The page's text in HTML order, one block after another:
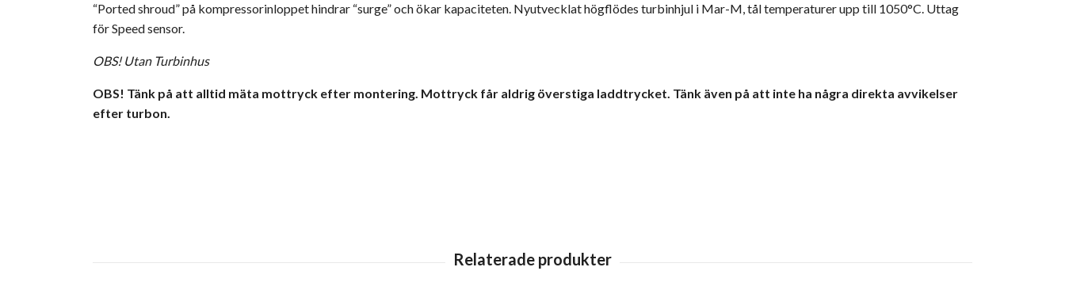
“Ported shroud” på kompressorinloppet hindrar “surge” och ökar kapaciteten. Nyutvecklat högflödes turbinhjul i Mar-M, tål temperaturer upp till 1050°C. Uttag
för Speed sensor.
OBS! Utan Turbinhus
OBS! Tänk på att alltid mäta mottryck efter montering. Mottryck får aldrig överstiga laddtrycket. Tänk även på att inte ha några direkta avvikelser
efter turbon.